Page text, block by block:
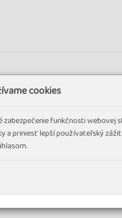
cookies
zabezpečenie funkčnosti
priniesť lepší používateľský